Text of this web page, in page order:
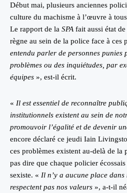
Début mai, plusieurs anciennes
culture du machisme à l’œuvre à
Le rapport de la SPA fait aussi état
règne au sein de la police face à ces
entendu parler de personnes punies
problèmes ou des inquiétudes, par
équipes », est-il écrit.
« Il est essentiel de reconnaître
institutionnels existent au sein de
promouvoir l’égalité et de devenir
encore déclaré ce jeudi Iain
ces problèmes existent au-delà de la
pas dire que chaque policier
sexiste. « Il n’y a aucune place
respectent pas nos valeurs », a-t-il